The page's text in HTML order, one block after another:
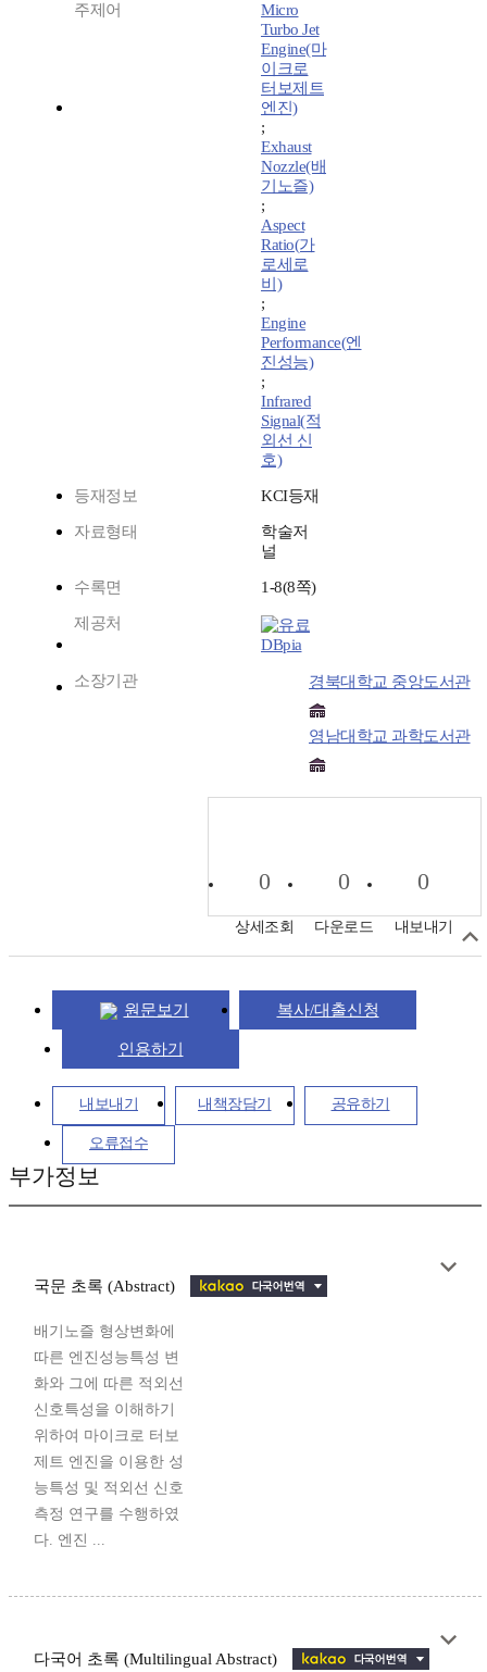
주제어
Micro
Turbo Jet
Engine(마
이크로
터보제트
엔진)
;
Exhaust
Nozzle(배
기노즐)
;
Aspect
Ratio(가
로세로
비)
;
Engine
Performance(엔
진성능)
;
Infrared
Signal(적
외선 신
호)
등재정보 KCI등재
자료형태
학술저
널
수록면 1-8(8쪽)
제공처
DBpia
소장기관 경북대학교 중앙도서관
영남대학교 과학도서관
0
상세조회
0
다운로드
0
내보내기
원문보기 복사/대출신청
인용하기
내보내기 내책장담기 공유하기
오류접수
부가정보
국문 초록 (Abstract)
배기노즐 형상변화에
따른 엔진성능특성 변
화와 그에 따른 적외선
신호특성을 이해하기
위하여 마이크로 터보
제트 엔진을 이용한 성
능특성 및 적외선 신호
측정 연구를 수행하였
다. 엔진 ...
다국어 초록 (Multilingual Abstract)